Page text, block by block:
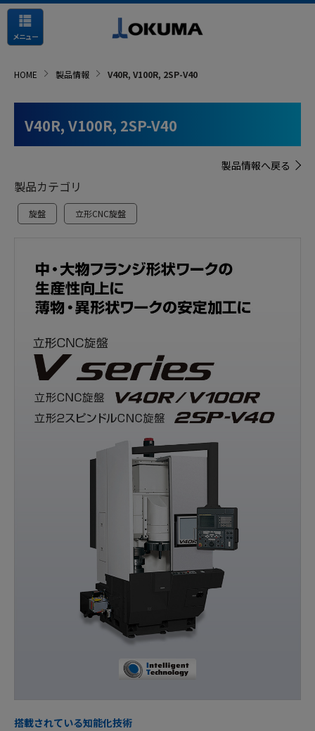
メニュー
HOME 製品情報 V40R, V100R, 2SP-V40
V40R, V100R, 2SP-V40
製品情報へ戻る
製品カテゴリ
旋盤 立形CNC旋盤
搭載されている知能化技術